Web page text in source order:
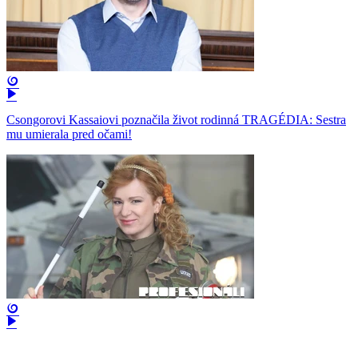
Csongorovi Kassaiovi poznačila život rodinná TRAGÉDIA: Sestra
mu umierala pred očami!